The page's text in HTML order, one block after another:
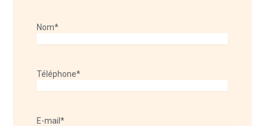
Nom*
Téléphone*
E-mail*